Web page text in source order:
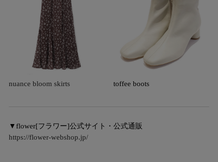
nuance bloom skirts toffee boots
▼flower[フラワー]公式サイト・公式通販
https://flower-webshop.jp/